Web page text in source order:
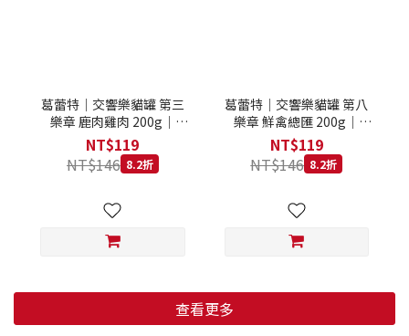
葛蕾特｜交響樂貓罐 第三
樂章 鹿肉雞肉 200g｜
GranataPet 200克 主食罐
無穀罐 無膠罐 主食貓罐 德
罐
NT$119
NT$146 8.2折
葛蕾特｜交響樂貓罐 第八
樂章 鮮禽總匯 200g｜
GranataPet 200克 主食罐
無穀罐 無膠罐 主食貓罐 德
罐
NT$119
NT$146 8.2折
查看更多